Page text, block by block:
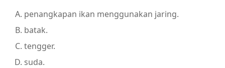
penangkapan ikan menggunakan jaring.
batak.
tengger.
suda.